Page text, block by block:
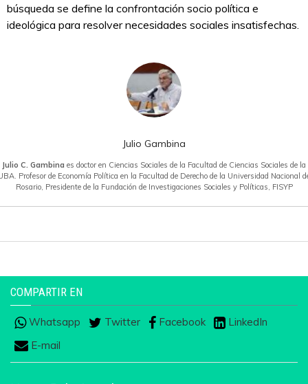
búsqueda se define la confrontación socio política e
ideológica para resolver necesidades sociales insatisfechas.
Julio Gambina
Julio C. Gambina es doctor en Ciencias Sociales de la Facultad de Ciencias Sociales de la
Profesor de Economía Política en la Facultad de Derecho de la Universidad Nacional
Rosario, Presidente de la Fundación de Investigaciones Sociales y Políticas, FISYP
COMPARTIR EN
Whatsapp Twitter Facebook
LinkedIn
E-mail